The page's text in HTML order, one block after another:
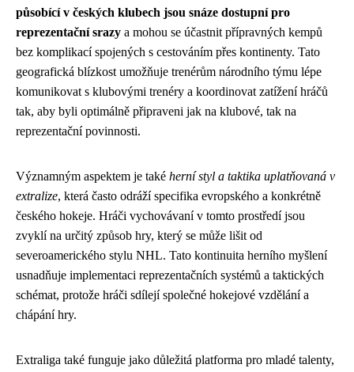
působící v českých klubech jsou snáze dostupní pro
reprezentační srazy a mohou se účastnit přípravných kempů
bez komplikací spojených s cestováním přes kontinenty. Tato
geografická blízkost umožňuje trenérům národního týmu lépe
komunikovat s klubovými trenéry a koordinovat zatížení hráčů
tak, aby byli optimálně připraveni jak na klubové, tak na
reprezentační povinnosti.
Významným aspektem je také herní styl a taktika uplatňovaná v
extralize, která často odráží specifika evropského a konkrétně
českého hokeje. Hráči vychovávaní v tomto prostředí jsou
zvyklí na určitý způsob hry, který se může lišit od
severoamerického stylu NHL. Tato kontinuita herního myšlení
usnadňuje implementaci reprezentačních systémů a taktických
schémat, protože hráči sdílejí společné hokejové vzdělání a
chápání hry.
Extraliga také funguje jako důležitá platforma pro mladé talenty,